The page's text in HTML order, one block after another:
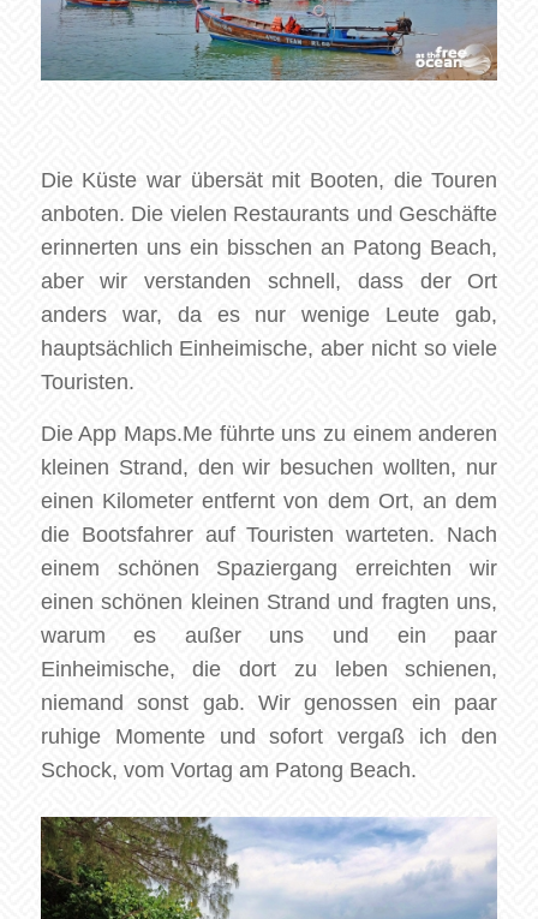
Die Küste war übersät mit Booten, die Touren
anboten. Die vielen Restaurants und Geschäfte
erinnerten uns ein bisschen an Patong Beach,
aber wir verstanden schnell, dass der Ort
anders war, da es nur wenige Leute gab,
hauptsächlich Einheimische, aber nicht so viele
Touristen.
Die App Maps.Me führte uns zu einem anderen
kleinen Strand, den wir besuchen wollten, nur
einen Kilometer entfernt von dem Ort, an dem
die Bootsfahrer auf Touristen warteten. Nach
einem schönen Spaziergang erreichten wir
einen schönen kleinen Strand und fragten uns,
warum es außer uns und ein paar
Einheimische, die dort zu leben schienen,
niemand sonst gab. Wir genossen ein paar
ruhige Momente und sofort vergaß ich den
Schock, vom Vortag am Patong Beach.